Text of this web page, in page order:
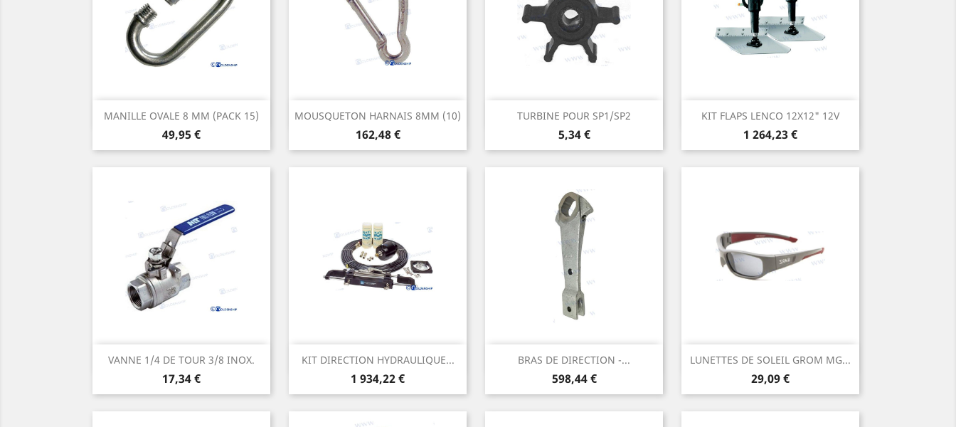
MANILLE OVALE 8 MM (PACK 15)
Prix
49,95 €
Aperçu rapide MOUSQUETON HARNAIS 8MM (10)
Prix
162,48 €
Aperçu rapide TURBINE POUR SP1/SP2
Prix
5,34 €
Aperçu rapide KIT FLAPS LENCO 12X12" 12V
Prix
1 264,23 €
Aperçu rapide
VANNE 1/4 DE TOUR 3/8 INOX.
Prix
17,34 €
Aperçu rapide KIT DIRECTION HYDRAULIQUE...
Prix
1 934,22 €
Aperçu rapide BRAS DE DIRECTION -...
Prix
598,44 €
 Aperçu rapide LUNETTES DE SOLEIL GROM MG...
Prix
29,09 €
 Aperçu rapide